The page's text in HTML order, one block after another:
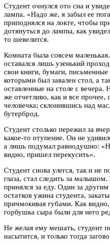
Студент очнулся ото сна и
лампа. «Надо же, я забыл ее
приподнялся на локте, чтобы
дотянуться до лампы, как
то шевелится.
Комната была совсем
оставался лишь узенький
свои книги, бумаги,
которыми был завален стол, а
оставленные на столе с вечера.
же отчетливо, как и все прочее,
человечка; склонившись над
бутерброд.
Студент столько пережил за
какое-то отупение. Он не
а лишь подумал равнодушно:
видно, пришел перекусить».
Студент снова улегся, так и не
глаза, стал следить за
принялся за еду. Один за
остатков ужина студента,
причмокивая губами. Как
горбушка сыра были для него
Не желая ему мешать, студент
насытится, и только тогда